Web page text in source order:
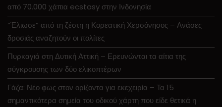
από 70.000 χάπια ecstasy στην Ινδονησία
“Έλιωσε” από τη ζέστη η Κορεατική Χερσόνησος – Ανάσες
δροσιάς αναζητούν οι πολίτες
Πυρκαγιά στη Δυτική Αττική – Ερευνώνται τα αίτια της
σύγκρουσης των δύο ελικοπτέρων
Γάζα: Νέο φως στον ορίζοντα για εκεχειρία – Τα 15
σημαντικότερα σημεία του οδικού χάρτη που είδε θετικά η